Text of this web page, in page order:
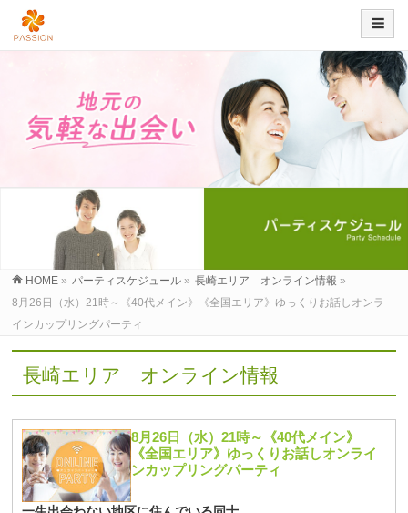
HOME » パーティスケジュール » 長崎エリア オンライン情報 »
8月26日（水）21時～《40代メイン》《全国エリア》ゆっくりお話しオンラ
インカップリングパーティ
長崎エリア オンライン情報
8月26日（水）21時～《40代メイン》
《全国エリア》ゆっくりお話しオンライ
ンカップリングパーティ